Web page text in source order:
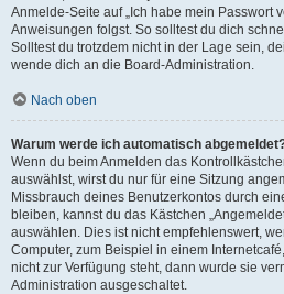
Anmelde-Seite auf „Ich habe mein Passwort
Anweisungen folgst. So solltest du dich
Solltest du trotzdem nicht in der Lage sein,
wende dich an die Board-Administration.
Nach oben
Warum werde ich automatisch
Wenn du beim Anmelden das
auswählst, wirst du nur für eine Sitzung
Missbrauch deines Benutzerkontos durch
bleiben, kannst du das Kästchen
auswählen. Dies ist nicht empfehlenswert,
Computer, zum Beispiel in einem
nicht zur Verfügung steht, dann wurde sie
Administration ausgeschaltet.